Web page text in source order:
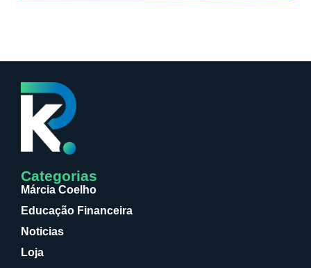
Categorias
Márcia Coelho
Educação Financeira
Noticias
Loja